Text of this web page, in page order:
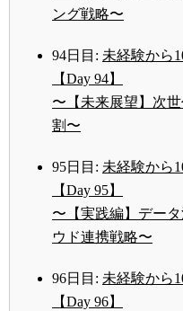
ング戦略〜
94日目: 未経験から
【Day 94】
〜【未来展望】次
割〜
95日目: 未経験から
【Day 95】
〜【実践編】デー
ウド連携戦略〜
96日目: 未経験から
【Day 96】